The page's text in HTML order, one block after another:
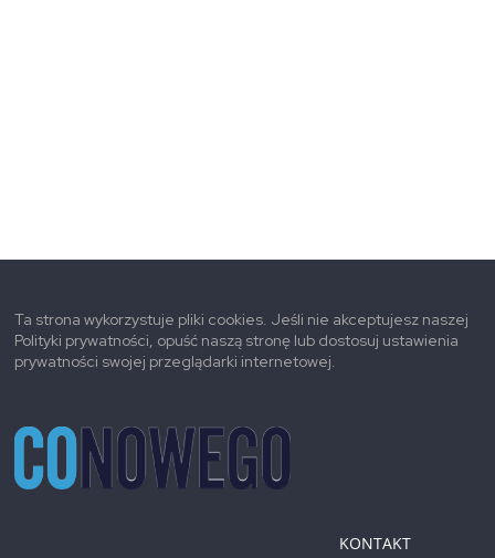
Ta strona wykorzystuje pliki cookies. Jeśli nie akceptujesz naszej
Polityki prywatności, opuść naszą stronę lub dostosuj ustawienia
prywatności swojej przeglądarki internetowej.
KONTAKT